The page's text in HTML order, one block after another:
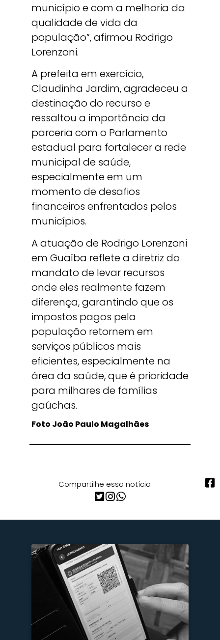
município e com a melhoria da
qualidade de vida da
população”, afirmou Rodrigo
Lorenzoni.
A prefeita em exercício,
Claudinha Jardim, agradeceu a
destinação do recurso e
ressaltou a importância da
parceria com o Parlamento
estadual para fortalecer a rede
municipal de saúde,
especialmente em um
momento de desafios
financeiros enfrentados pelos
municípios.
A atuação de Rodrigo Lorenzoni
em Guaíba reflete a diretriz do
mandato de levar recursos
onde eles realmente fazem
diferença, garantindo que os
impostos pagos pela
população retornem em
serviços públicos mais
eficientes, especialmente na
área da saúde, que é prioridade
para milhares de famílias
gaúchas.
Foto João Paulo Magalhães
Compartilhe essa notícia